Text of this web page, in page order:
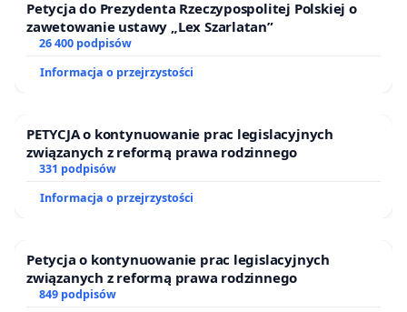
Petycja do Prezydenta Rzeczypospolitej Polskiej o
zawetowanie ustawy „Lex Szarlatan”
26 400 podpisów
Informacja o przejrzystości
PETYCJA o kontynuowanie prac legislacyjnych
związanych z reformą prawa rodzinnego
331 podpisów
Informacja o przejrzystości
Petycja o kontynuowanie prac legislacyjnych
związanych z reformą prawa rodzinnego
849 podpisów